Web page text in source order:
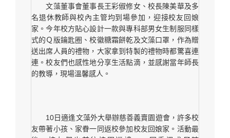
文藻董事會董事長王彩俶修女、校長陳美華及多
名退休教師與校內主管均到場參加，迎接校友回娘
家。今年校方貼心設計一款與專科部男女生制服同樣
式的Ｑ版鑰匙圈、校徽糖霜餅乾及文藻口罩，作為贈
送出席人員的禮物，大家拿到特製的禮物時都驚喜連
連。校友們也感性地分享生活點滴，並感謝當年師長
的教導，現場溫馨感人。
10日適逢文藻外大舉辦慈善義賣園遊會，許多校
友帶著小孩、家眷一同返校參加校友回娘家。活動最